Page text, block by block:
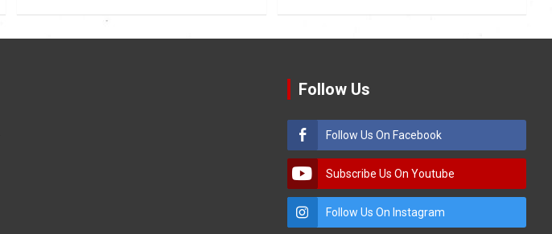
Follow Us
Follow Us On Facebook
Subscribe Us On Youtube
Follow Us On Instagram